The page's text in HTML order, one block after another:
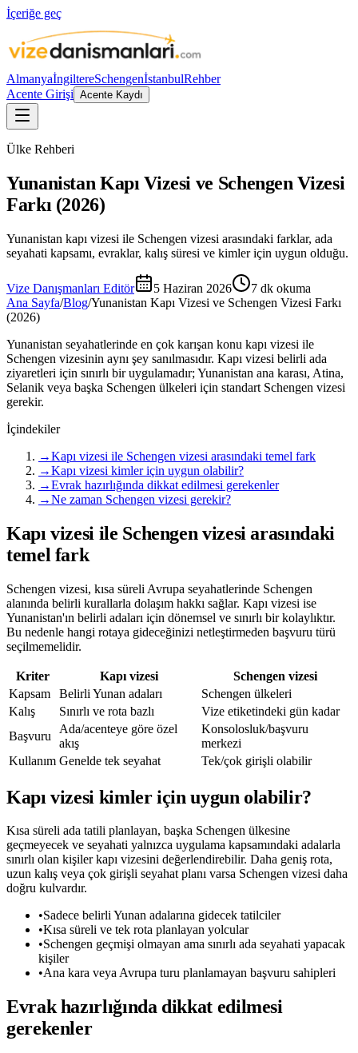
İçeriğe geç
AlmanyaİngiltereSchengenİstanbulRehber
Acente Girişi Acente Kaydı
Ülke Rehberi
Yunanistan Kapı Vizesi ve Schengen Vizesi
Farkı (2026)
Yunanistan kapı vizesi ile Schengen vizesi arasındaki farklar, ada
seyahati kapsamı, evraklar, kalış süresi ve kimler için uygun olduğu.
Vize Danışmanları Editör 5 Haziran 2026 7 dk okuma
Ana Sayfa/Blog/Yunanistan Kapı Vizesi ve Schengen Vizesi Farkı
(2026)
Yunanistan seyahatlerinde en çok karışan konu kapı vizesi ile
Schengen vizesinin aynı şey sanılmasıdır. Kapı vizesi belirli ada
ziyaretleri için sınırlı bir uygulamadır; Yunanistan ana karası, Atina,
Selanik veya başka Schengen ülkeleri için standart Schengen vizesi
gerekir.
İçindekiler
→Kapı vizesi ile Schengen vizesi arasındaki temel fark
→Kapı vizesi kimler için uygun olabilir?
→Evrak hazırlığında dikkat edilmesi gerekenler
→Ne zaman Schengen vizesi gerekir?
Kapı vizesi ile Schengen vizesi arasındaki
temel fark
Schengen vizesi, kısa süreli Avrupa seyahatlerinde Schengen
alanında belirli kurallarla dolaşım hakkı sağlar. Kapı vizesi ise
Yunanistan'ın belirli adaları için dönemsel ve sınırlı bir kolaylıktır.
Bu nedenle hangi rotaya gideceğinizi netleştirmeden başvuru türü
seçilmemelidir.
Kriter Kapı vizesi
Schengen vizesi
Kapsam
Belirli Yunan adaları
Schengen ülkeleri
Kalış
Sınırlı ve rota bazlı
Vize etiketindeki gün kadar
Başvuru
Ada/acenteye göre özel
akış
Konsolosluk/başvuru
merkezi
Kullanım Genelde tek seyahat Tek/çok girişli olabilir
Kapı vizesi kimler için uygun olabilir?
Kısa süreli ada tatili planlayan, başka Schengen ülkesine
geçmeyecek ve seyahati yalnızca uygulama kapsamındaki adalarla
sınırlı olan kişiler kapı vizesini değerlendirebilir. Daha geniş rota,
uzun kalış veya çok girişli seyahat planı varsa Schengen vizesi daha
doğru kulvardır.
•Sadece belirli Yunan adalarına gidecek tatilciler
•Kısa süreli ve tek rota planlayan yolcular
•Schengen geçmişi olmayan ama sınırlı ada seyahati yapacak
kişiler
•Ana kara veya Avrupa turu planlamayan başvuru sahipleri
Evrak hazırlığında dikkat edilmesi
gerekenler